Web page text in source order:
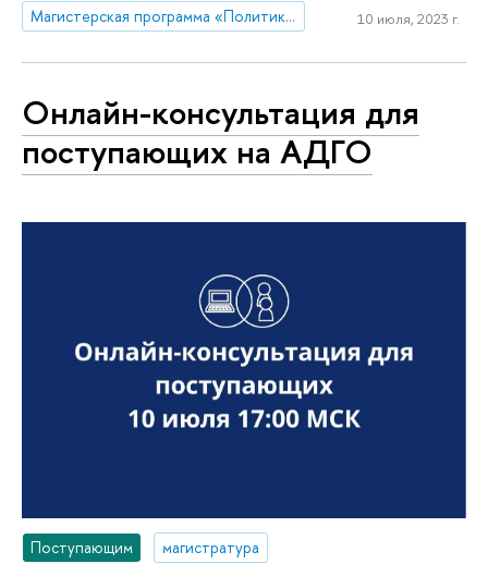
Магистерская программа «Политика и глобальное управление в Евразии» 10 июля, 2023 г.
Онлайн-консультация для
поступающих на АДГО
Поступающим
магистратура